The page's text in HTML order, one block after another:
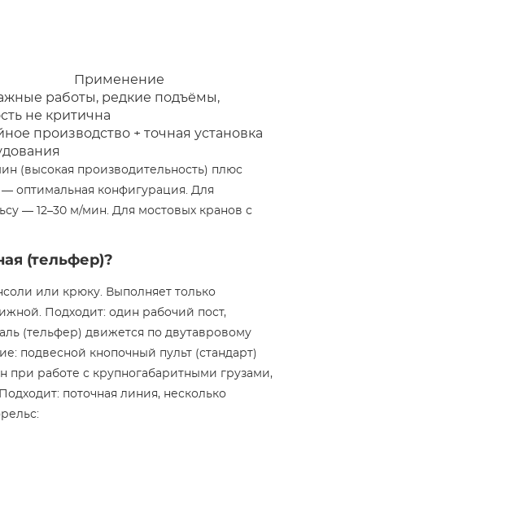
Применение
работы, редкие подъёмы,
не критична
производство + точная установка
(высокая производительность) плюс
оптимальная конфигурация. Для
— 12–30 м/мин. Для мостовых кранов с
(тельфер)?
или крюку. Выполняет только
Подходит: один рабочий пост,
(тельфер) движется по двутавровому
подвесной кнопочный пульт (стандарт)
при работе с крупногабаритными грузами,
поточная линия, несколько